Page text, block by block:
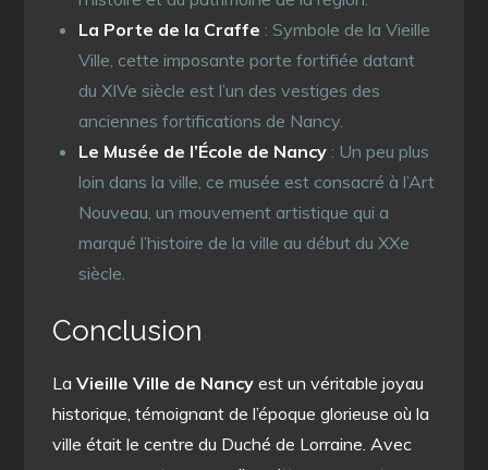
La Porte de la Craffe : Symbole de la Vieille
Ville, cette imposante porte fortifiée datant
du XIVe siècle est l’un des vestiges des
anciennes fortifications de Nancy.
Le Musée de l’École de Nancy : Un peu plus
loin dans la ville, ce musée est consacré à l’Art
Nouveau, un mouvement artistique qui a
marqué l’histoire de la ville au début du XXe
siècle.
Conclusion
LaVieille Ville de Nancy est un véritable joyau
historique, témoignant de l’époque glorieuse où la
ville était le centre du Duché de Lorraine. Avec